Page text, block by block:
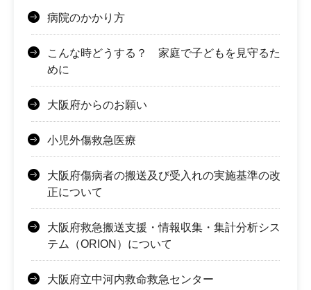
病院のかかり方
こんな時どうする？ 家庭で子どもを見守るた
めに
大阪府からのお願い
小児外傷救急医療
大阪府傷病者の搬送及び受入れの実施基準の改
正について
大阪府救急搬送支援・情報収集・集計分析シス
テム（ORION）について
大阪府立中河内救命救急センター